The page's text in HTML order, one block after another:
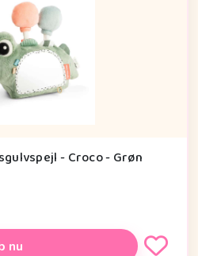
- Croco - Grøn
nu